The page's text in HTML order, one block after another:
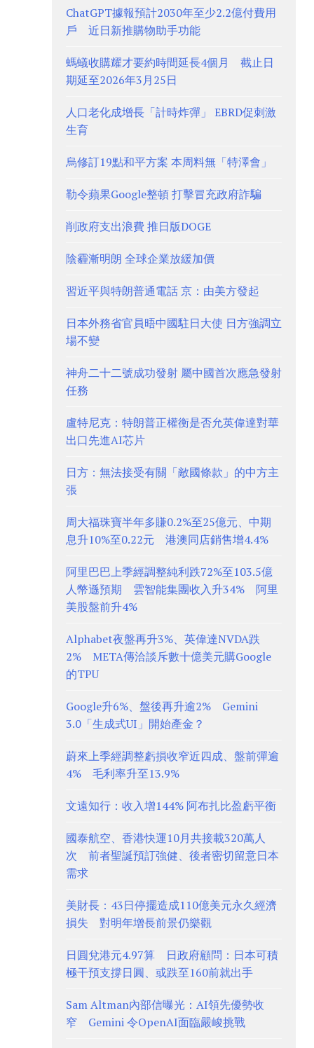
ChatGPT據報預計2030年至少2.2億付費用
戶 近日新推購物助手功能
螞蟻收購耀才要約時間延長4個月 截止日
期延至2026年3月25日
人口老化成增長「計時炸彈」 EBRD促刺激
生育
烏修訂19點和平方案 本周料無「特澤會」
勒令蘋果Google整頓 打擊冒充政府詐騙
削政府支出浪費 推日版DOGE
陰霾漸明朗 全球企業放緩加價
習近平與特朗普通電話 京：由美方發起
日本外務省官員晤中國駐日大使 日方強調立
場不變
神舟二十二號成功發射 屬中國首次應急發射
任務
盧特尼克：特朗普正權衡是否允英偉達對華
出口先進AI芯片
日方：無法接受有關「敵國條款」的中方主
張
周大福珠寶半年多賺0.2%至25億元、中期
息升10%至0.22元 港澳同店銷售增4.4%
阿里巴巴上季經調整純利跌72%至103.5億
人幣遜預期 雲智能集團收入升34% 阿里
美股盤前升4%
Alphabet夜盤再升3%、英偉達NVDA跌
2% META傳洽談斥數十億美元購Google
的TPU
Google升6%、盤後再升逾2% Gemini
3.0「生成式UI」開始產金？
蔚來上季經調整虧損收窄近四成、盤前彈逾
4% 毛利率升至13.9%
文遠知行：收入增144% 阿布扎比盈虧平衡
國泰航空、香港快運10月共接載320萬人
次 前者聖誕預訂強健、後者密切留意日本
需求
美財長：43日停擺造成110億美元永久經濟
損失 對明年增長前景仍樂觀
日圓兌港元4.97算 日政府顧問：日本可積
極干預支撐日圓、或跌至160前就出手
Sam Altman內部信曝光：AI領先優勢收
窄 Gemini 令OpenAI面臨嚴峻挑戰